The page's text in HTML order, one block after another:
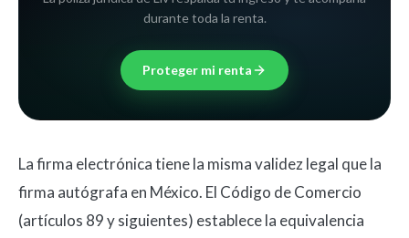
durante toda la renta.
Proteger mi renta
La firma electrónica tiene la misma validez legal que la
firma autógrafa en México. El Código de Comercio
(artículos 89 y siguientes) establece la equivalencia